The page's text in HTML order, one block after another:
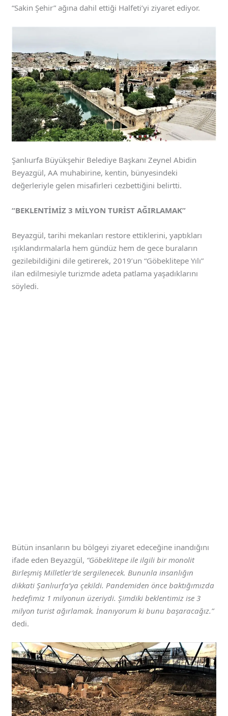
“Sakin Şehir” ağına dahil ettiği Halfeti’yi ziyaret ediyor.
Şanlıurfa Büyükşehir Belediye Başkanı Zeynel Abidin
Beyazgül, AA muhabirine, kentin, bünyesindeki
değerleriyle gelen misafirleri cezbettiğini belirtti.
“BEKLENTİMİZ 3 MİLYON TURİST AĞIRLAMAK”
Beyazgül, tarihi mekanları restore ettiklerini, yaptıkları
ışıklandırmalarla hem gündüz hem de gece buraların
gezilebildiğini dile getirerek, 2019’un “Göbeklitepe Yılı”
ilan edilmesiyle turizmde adeta patlama yaşadıklarını
söyledi.
Bütün insanların bu bölgeyi ziyaret edeceğine inandığını
ifade eden Beyazgül, “Göbeklitepe ile ilgili bir monolit
Birleşmiş Milletler’de sergilenecek. Bununla insanlığın
dikkati Şanlıurfa’ya çekildi. Pandemiden önce baktığımızda
hedefimiz 1 milyonun üzeriydi. Şimdiki beklentimiz ise 3
milyon turist ağırlamak. İnanıyorum ki bunu başaracağız.”
dedi.